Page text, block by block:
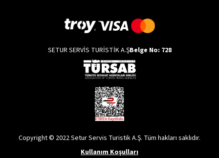
SETUR SERVİS TURİSTİK A.ŞBelge No: 728
Copyright © 2022 Setur Servis Turistik A.Ş. Tüm hakları saklıdır.
Kullanım Koşulları